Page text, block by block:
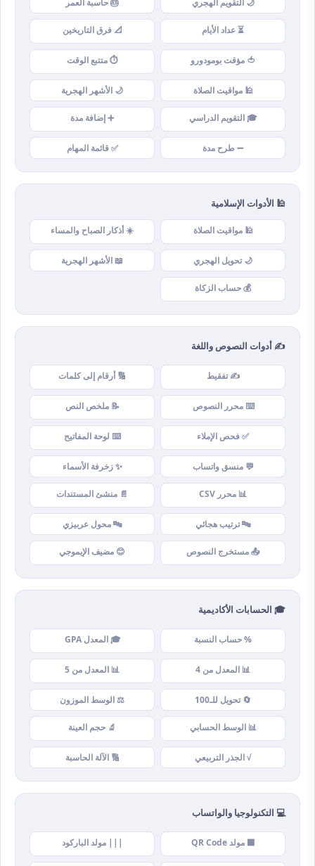
🌙 التقويم الهجري 🎂 حاسبة العمر
⏳ عداد الأيام 📐 فرق التاريخين
🍅 مؤقت بومودورو ⏱️ متتبع الوقت
🕌 مواقيت الصلاة 🌙 الأشهر الهجرية
🎓 التقويم الدراسي ➕ إضافة مدة
➖ طرح مدة ✅ قائمة المهام
🕌 الأدوات الإسلامية
🕌 مواقيت الصلاة ☀️ أذكار الصباح والمساء
🌙 تحويل الهجري 📖 الأشهر الهجرية
💰 حساب الزكاة
✍️ أدوات النصوص واللغة
✍️ تفقيط 🔢 أرقام إلى كلمات
⌨️ محرر النصوص 📝 ملخص النص
✅ فحص الإملاء ⌨️ لوحة المفاتيح
💬 منسق واتساب ✨ زخرفة الأسماء
📊 محرر CSV 📄 منشئ المستندات
🔤 ترتيب هجائي 🔤 محول عربيزي
📤 مستخرج النصوص 😊 مضيف الإيموجي
🎓 الحسابات الأكاديمية
% حساب النسبة 🎓 المعدل GPA
📊 المعدل من 4 📊 المعدل من 5
🔄 تحويل للـ100 ⚖️ الوسط الموزون
📊 الوسط الحسابي 🔬 حجم العينة
√ الجذر التربيعي 🔢 الآلة الحاسبة
💻 التكنولوجيا والواتساب
⬛ مولد QR Code ||| مولد الباركود